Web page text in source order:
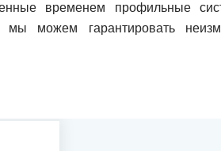
временем профильные
мы можем гарантировать